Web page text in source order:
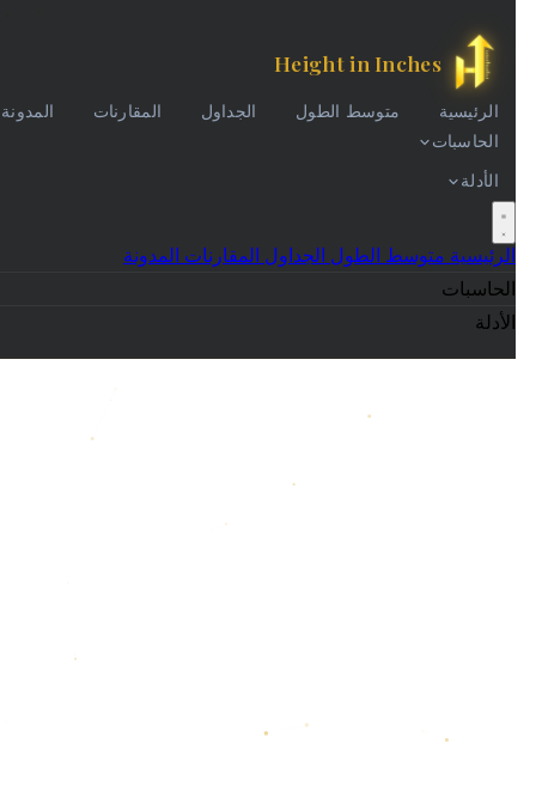
Height in Inches
الرئيسية متوسط الطول الجداول المقارنات
المدونة
الحاسبات
الأدلة
الرئيسيةمتوسط الطولالجداولالمقارناتالمدونة
الحاسبات
الأدلة